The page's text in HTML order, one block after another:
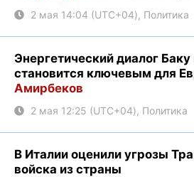
2 мая 14:04 (UTC+04), Политика
Энергетический диалог
становится ключевым для
Амирбеков
2 мая 12:25 (UTC+04), Политика
В Италии оценили угрозы
войска из страны